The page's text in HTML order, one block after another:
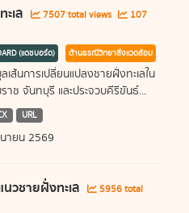
เล 7507 total views
107
(แดชบอร์ด) ด้านธรณีวิทยาสิ่งแวดล้อม
นการเปลี่ยนแปลงชายฝั่งทะเลใน
ช จันทบุรี และประจวบคีรีขันธ์...
URL
ายน 2569
วชายฝั่งทะเล
5956 total